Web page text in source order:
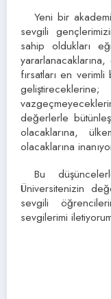
Yeni bir
sevgili
sahip oldukları
fırsatları en
değerlerle
olacaklarına,
olacaklarına
Bu
Üniversitenizin
sevgili
sevgilerimi